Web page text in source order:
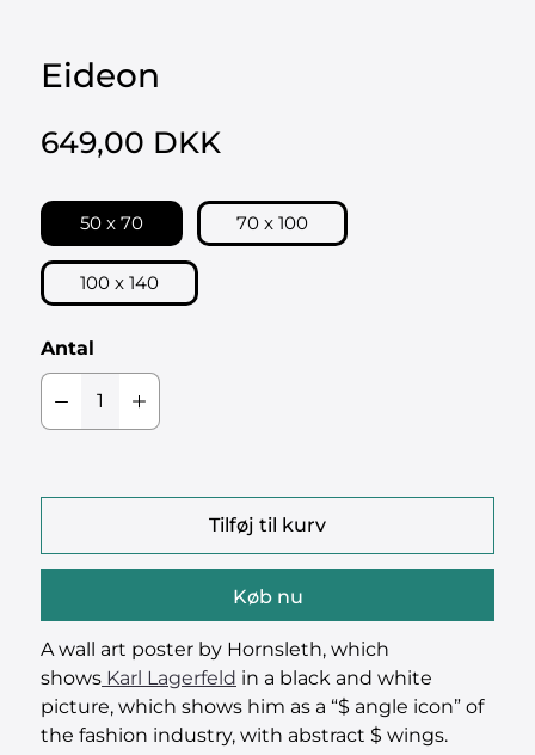
Eideon
649,00 DKK
50 x 70 70 x 100
100 x 140
Antal
Tilføj til kurv
Køb nu
A wall art poster by Hornsleth, which
shows Karl Lagerfeld in a black and white
picture, which shows him as a “$ angle icon” of
the fashion industry, with abstract $ wings.